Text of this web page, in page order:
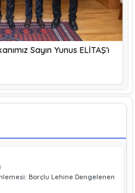
Sayın Yunus ELİTAŞ’ı
Borçlu Lehine Dengelenen